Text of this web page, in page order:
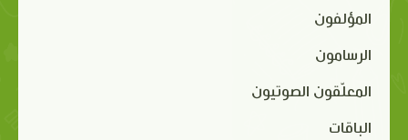
المؤلفون
الرسامون
المعلّقون الصوتيون
الباقات